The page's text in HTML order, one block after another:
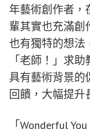
年藝術創作者，
輩其實也充滿創
也有獨特的想法
「老師！」求
具有藝術背景的
回饋，大幅提升
「Wonderful